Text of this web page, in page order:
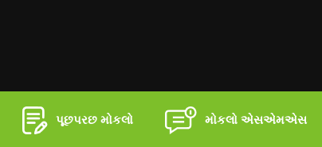
પૂછપરછ મોકલો મોકલો એસએમએસ